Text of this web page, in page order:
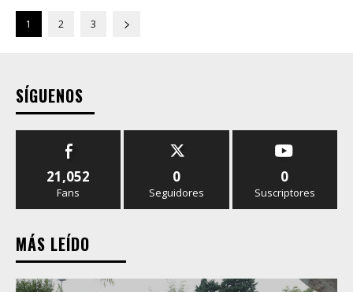
1 2 3
SÍGUENOS
21,052
Fans
0
Seguidores
0
Suscriptores
MÁS LEÍDO